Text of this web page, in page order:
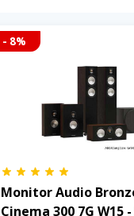
- 8%
Monitor Audio
Cinema 300 7G W15 -